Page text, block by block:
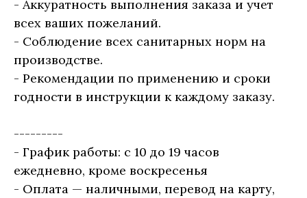
- Аккуратность выполнения заказа и учет
всех ваших пожеланий.
- Соблюдение всех санитарных норм на
производстве.
- Рекомендации по применению и сроки
годности в инструкции к каждому заказу.
---------
- График работы: с 10 до 19 часов
ежедневно, кроме воскресенья
- Оплата — наличными, перевод на карту,